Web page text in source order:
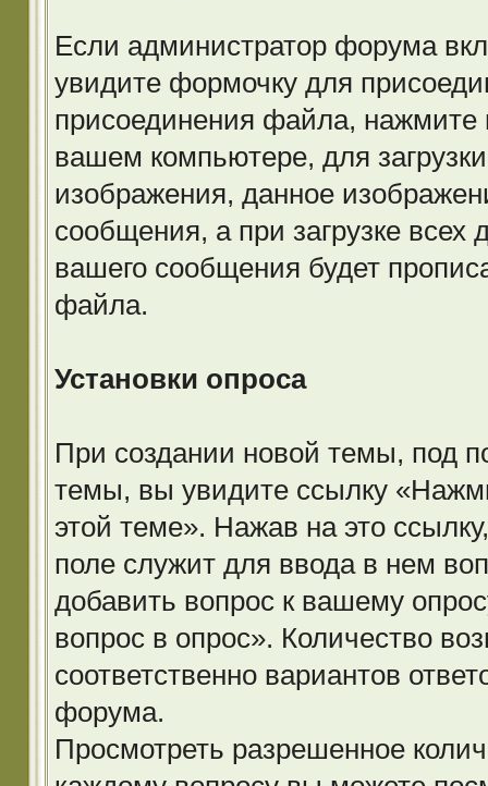
Если администратор форума
увидите формочку для
присоединения файла,
вашем компьютере, для
изображения, данное
сообщения, а при загрузке всех
вашего сообщения будет
файла.
Установки опроса
При создании новой темы, под
темы, вы увидите ссылку
этой теме». Нажав на это
поле служит для ввода в нем
добавить вопрос к вашему
вопрос в опрос». Количество
соответственно вариантов
форума.
Просмотреть разрешенное